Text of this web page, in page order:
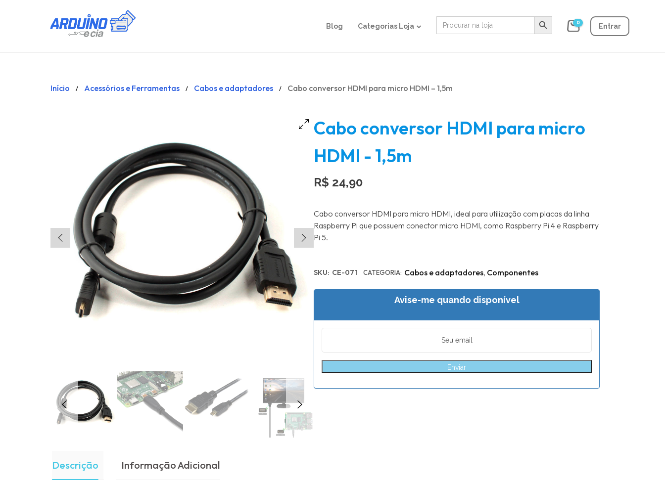
Blog Categorias Loja
Search
for:
Search Button
0 Entrar
Início / Acessórios e Ferramentas / Cabos e adaptadores / Cabo conversor HDMI para micro HDMI – 1,5m
Cabo conversor HDMI para micro
HDMI - 1,5m
R$ 24,90
Cabo conversor HDMI para micro HDMI, ideal para utilização com placas da linha
Raspberry Pi que possuem conector micro HDMI, como Raspberry Pi 4 e Raspberry
Pi 5.
SKU: CE-071 CATEGORIA: Cabos e adaptadores, Componentes
Avise-me quando disponível
Enviar
Descrição Informação Adicional